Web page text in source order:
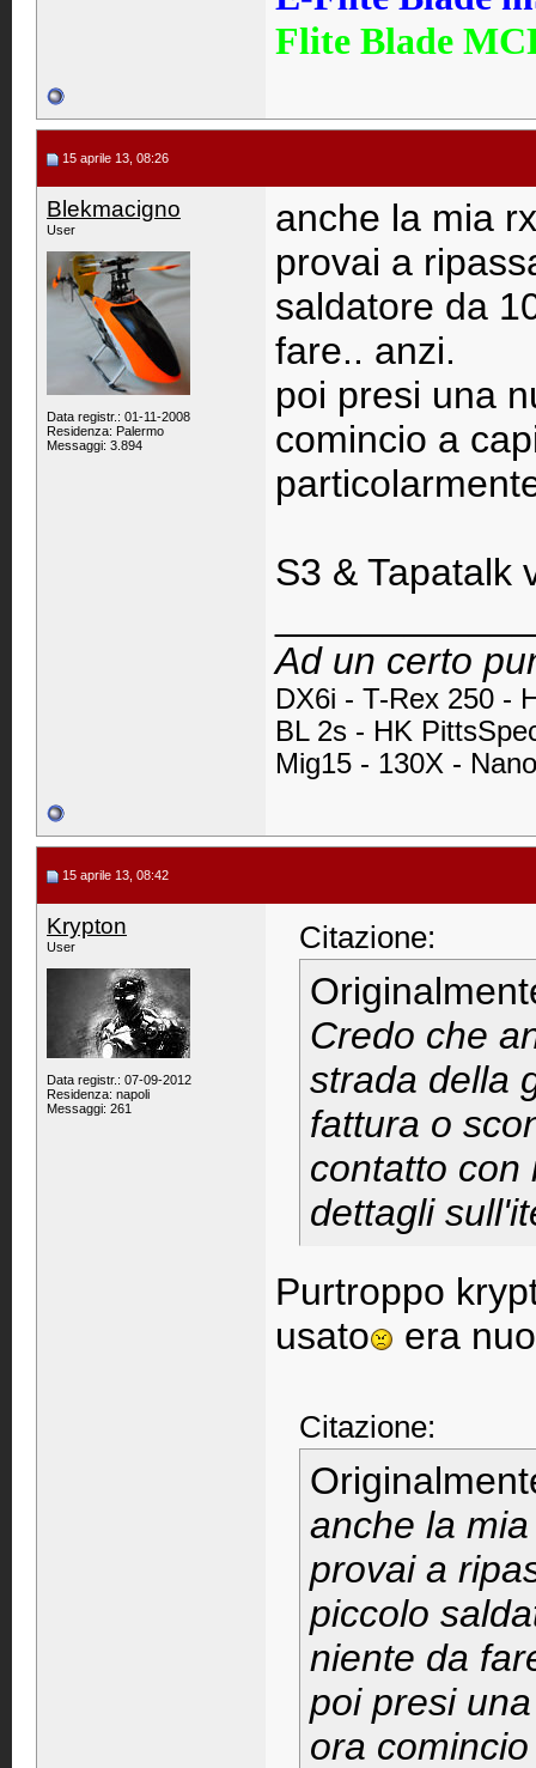
Flite Blade
15 aprile 13, 08:26
Blekmacigno
User
Data registr.: 01-11-2008
Residenza: Palermo
Messaggi: 3.894
anche la mia
provai a
saldatore da
fare.. anzi.
poi presi una
comincio a
S3 & Tapatalk
Ad un certo
DX6i - T-Rex 250 -
BL 2s - HK
Mig15 - 130X -
15 aprile 13, 08:42
Krypton
User
Data registr.: 07-09-2012
Residenza: napoli
Messaggi: 261
Citazione:
Credo che
strada della
fattura o
contatto con
dettagli
Purtroppo
usato
era
Citazione:
anche la
provai a
piccolo
niente da
poi presi
ora